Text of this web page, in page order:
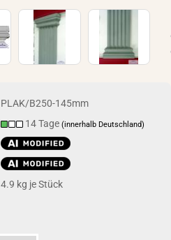
PLAK/B250-145mm
14 Tage(innerhalb Deutschland)
4.9 kg je Stück